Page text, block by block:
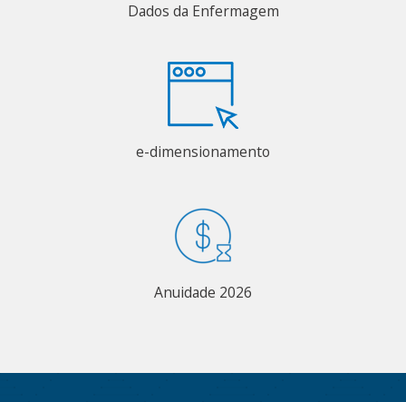
Dados da Enfermagem
e-dimensionamento
Anuidade 2026